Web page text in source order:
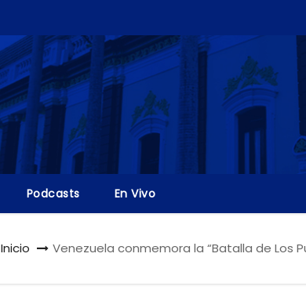
Podcasts En Vivo
Inicio Venezuela conmemora la “Batalla de Los